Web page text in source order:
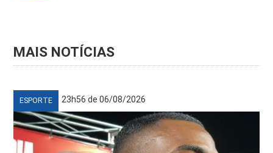
MAIS NOTÍCIAS
ESPORTE 23h56 de 06/08/2026